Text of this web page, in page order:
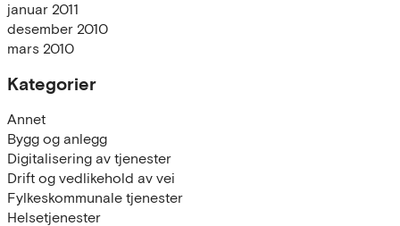
januar 2011
desember 2010
mars 2010
Kategorier
Annet
Bygg og anlegg
Digitalisering av tjenester
Drift og vedlikehold av vei
Fylkeskommunale tjenester
Helsetjenester